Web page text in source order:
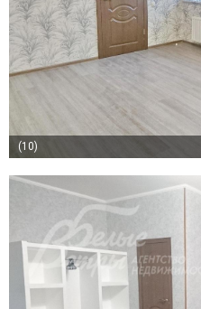
(10)